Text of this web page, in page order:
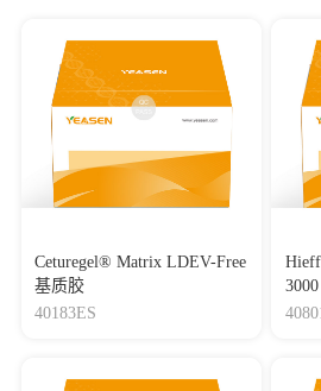
Ceturegel® Matrix LDEV-Free
基质胶
40183ES